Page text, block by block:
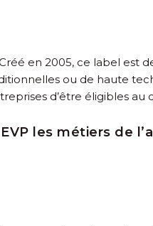
en 2005, ce label est
ou de haute
d’être éligibles au
les métiers de